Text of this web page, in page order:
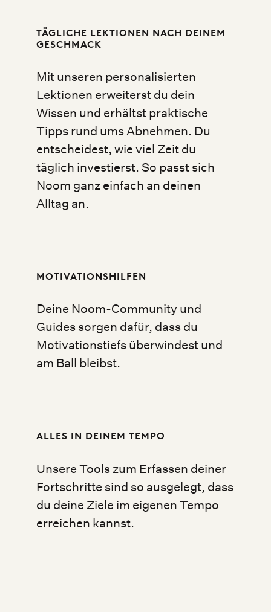
TÄGLICHE LEKTIONEN NACH DEINEM
GESCHMACK
Mit unseren personalisierten
Lektionen erweiterst du dein
Wissen und erhältst praktische
Tipps rund ums Abnehmen. Du
entscheidest, wie viel Zeit du
täglich investierst. So passt sich
Noom ganz einfach an deinen
Alltag an.
MOTIVATIONSHILFEN
Deine Noom-Community und
Guides sorgen dafür, dass du
Motivationstiefs überwindest und
am Ball bleibst.
ALLES IN DEINEM TEMPO
Unsere Tools zum Erfassen deiner
Fortschritte sind so ausgelegt, dass
du deine Ziele im eigenen Tempo
erreichen kannst.